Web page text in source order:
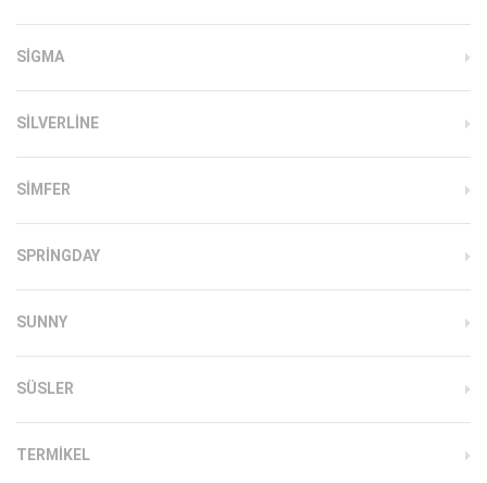
SIGMA
SILVERLINE
SIMFER
SPRINGDAY
SUNNY
SÜSLER
TERMIKEL